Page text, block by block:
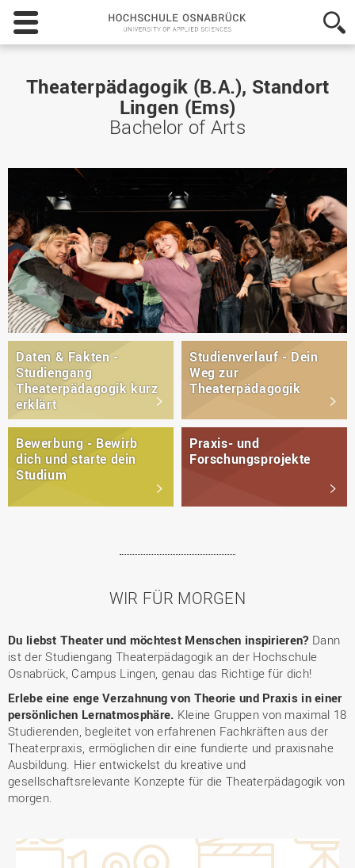
Hochschule
Osnabrück
-
Applied
Theaterpädagogik (B.A.), Standort
Lingen (Ems)
Bachelor of Arts
Daten & Fakten -
Studiengang
Theaterpädagogik kurz
erklärt
Studienverlauf - Dein
Weg zur
Theaterpädagogik
Bewerbung - Bewirb
dich und starte dein
Studium
Praxis- und
Forschungsprojekte
WIR FÜR MORGEN
Du liebst Theater und möchtest Menschen inspirieren? Dann
ist der Studiengang Theaterpädagogik an der Hochschule
Osnabrück, Campus Lingen, genau das Richtige für dich!
Erlebe eine enge Verzahnung von Theorie und Praxis in einer
persönlichen Lernatmosphäre. Kleine Gruppen von maximal 18
Studierenden, begleitet von erfahrenen Fachkräften aus der
Theaterpraxis, ermöglichen dir eine fundierte und praxisnahe
Ausbildung. Hier entwickelst du kreative und
gesellschaftsrelevante Konzepte für die Theaterpädagogik von
morgen.